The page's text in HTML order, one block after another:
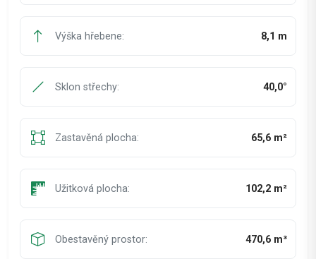
Výška hřebene: 8,1 m
Sklon střechy: 40,0°
Zastavěná plocha: 65,6 m²
Užitková plocha: 102,2 m²
Obestavěný prostor: 470,6 m³